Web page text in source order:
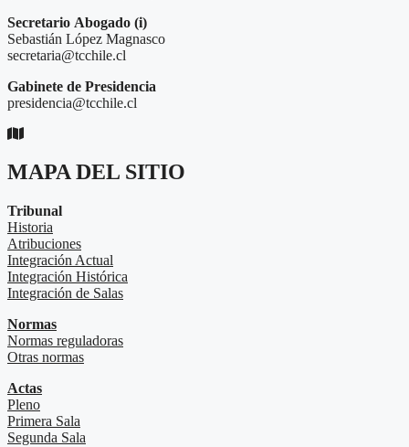
Secretario Abogado (i)
Sebastián López Magnasco
secretaria@tcchile.cl
Gabinete de Presidencia
presidencia@tcchile.cl
MAPA DEL SITIO
Tribunal
Historia
Atribuciones
Integración Actual
Integración Histórica
Integración de Salas
Normas
Normas reguladoras
Otras normas
Actas
Pleno
Primera Sala
Segunda Sala